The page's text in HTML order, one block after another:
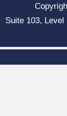
Suite 103,